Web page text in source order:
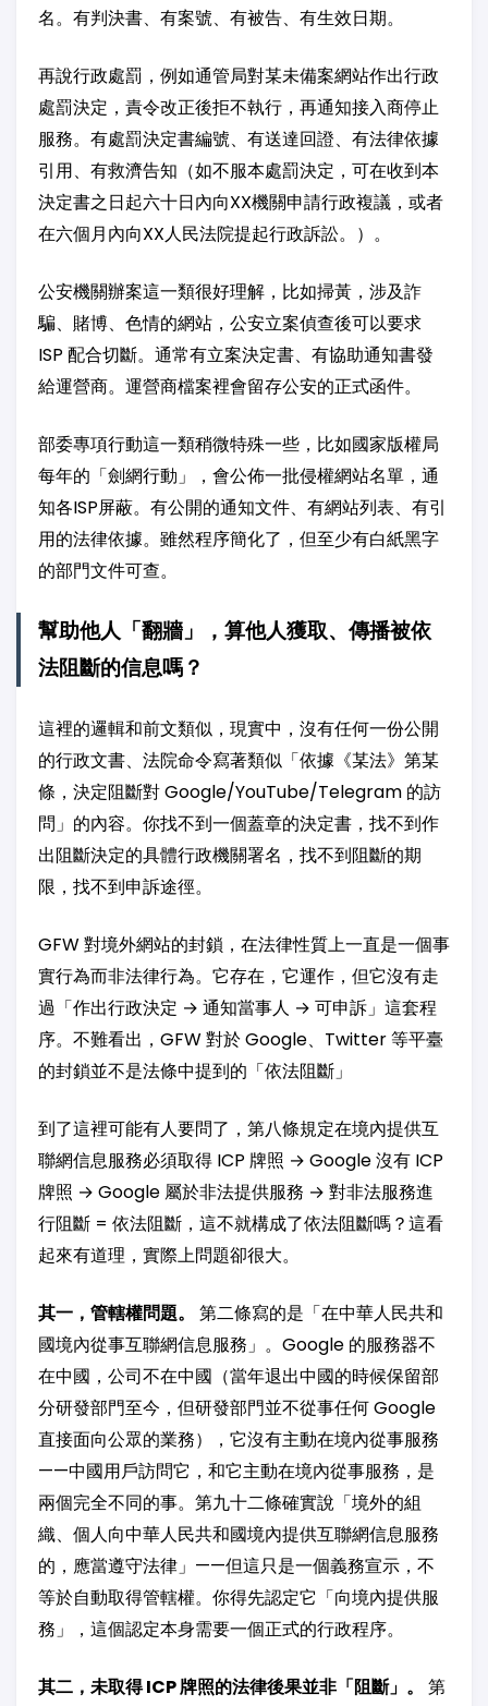
名。有判決書、有案號、有被告、有生效日期。
再說行政處罰，例如通管局對某未備案網站作出行政
處罰決定，責令改正後拒不執行，再通知接入商停止
服務。有處罰決定書編號、有送達回證、有法律依據
引用、有救濟告知（如不服本處罰決定，可在收到本
決定書之日起六十日內向XX機關申請行政複議，或者
在六個月內向XX人民法院提起行政訴訟。）。
公安機關辦案這一類很好理解，比如掃黃，涉及詐
騙、賭博、色情的網站，公安立案偵查後可以要求
ISP 配合切斷。通常有立案決定書、有協助通知書發
給運營商。運營商檔案裡會留存公安的正式函件。
部委專項行動這一類稍微特殊一些，比如國家版權局
每年的「劍網行動」，會公佈一批侵權網站名單，通
知各ISP屏蔽。有公開的通知文件、有網站列表、有引
用的法律依據。雖然程序簡化了，但至少有白紙黑字
的部門文件可查。
幫助他人「翻牆」，算他人獲取、傳播被依
法阻斷的信息嗎？
這裡的邏輯和前文類似，現實中，沒有任何一份公開
的行政文書、法院命令寫著類似「依據《某法》第某
條，決定阻斷對 Google/YouTube/Telegram 的訪
問」的內容。你找不到一個蓋章的決定書，找不到作
出阻斷決定的具體行政機關署名，找不到阻斷的期
限，找不到申訴途徑。
GFW 對境外網站的封鎖，在法律性質上一直是一個事
實行為而非法律行為。它存在，它運作，但它沒有走
過「作出行政決定 → 通知當事人 → 可申訴」這套程
序。不難看出，GFW 對於 Google、Twitter 等平臺
的封鎖並不是法條中提到的「依法阻斷」
到了這裡可能有人要問了，第八條規定在境內提供互
聯網信息服務必須取得 ICP 牌照 → Google 沒有 ICP
牌照 → Google 屬於非法提供服務 → 對非法服務進
行阻斷 = 依法阻斷，這不就構成了依法阻斷嗎？這看
起來有道理，實際上問題卻很大。
其一，管轄權問題。
第二條寫的是「在中華人民共和
國境內從事互聯網信息服務」。Google 的服務器不
在中國，公司不在中國（當年退出中國的時候保留部
分研發部門至今，但研發部門並不從事任何 Google
直接面向公眾的業務），它沒有主動在境內從事服務
——中國用戶訪問它，和它主動在境內從事服務，是
兩個完全不同的事。第九十二條確實說「境外的組
織、個人向中華人民共和國境內提供互聯網信息服務
的，應當遵守法律」——但這只是一個義務宣示，不
等於自動取得管轄權。你得先認定它「向境內提供服
務」，這個認定本身需要一個正式的行政程序。
其二，未取得 ICP 牌照的法律後果並非「阻斷」。
第